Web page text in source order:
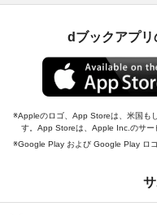
dブックアプリ
Appleのロゴ、App Storeは、米国も
す。App Storeは、Apple Inc.のサー
Google Play および Google Play ロ